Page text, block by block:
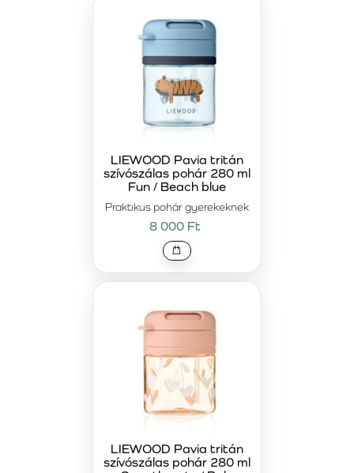
Praktikus pohár gyerekeknek
LIEWOOD Pavia tritán
szívószálas pohár 280 ml
Fun / Beach blue
8 000 Ft
LIEWOOD Pavia tritán
szívószálas pohár 280 ml